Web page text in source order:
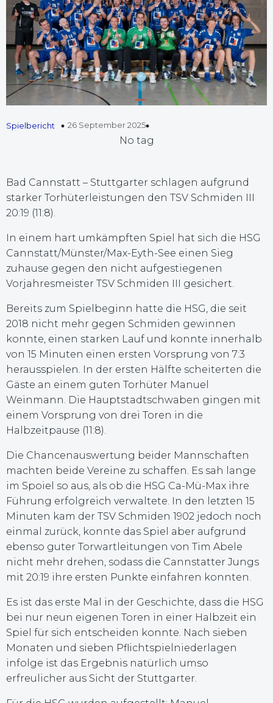
Spielbericht 26 September 2025
No tag
Bad Cannstatt – Stuttgarter schlagen aufgrund
starker Torhüterleistungen den TSV Schmiden III
20:19 (11:8).
In einem hart umkämpften Spiel hat sich die HSG
Cannstatt/Münster/Max-Eyth-See einen Sieg
zuhause gegen den nicht aufgestiegenen
Vorjahresmeister TSV Schmiden III gesichert.
Bereits zum Spielbeginn hatte die HSG, die seit
2018 nicht mehr gegen Schmiden gewinnen
konnte, einen starken Lauf und konnte innerhalb
von 15 Minuten einen ersten Vorsprung von 7:3
herausspielen. In der ersten Hälfte scheiterten die
Gäste an einem guten Torhüter Manuel
Weinmann. Die Hauptstadtschwaben gingen mit
einem Vorsprung von drei Toren in die
Halbzeitpause (11:8).
Die Chancenauswertung beider Mannschaften
machten beide Vereine zu schaffen. Es sah lange
im Spoiel so aus, als ob die HSG Ca-Mü-Max ihre
Führung erfolgreich verwaltete. In den letzten 15
Minuten kam der TSV Schmiden 1902 jedoch noch
einmal zurück, konnte das Spiel aber aufgrund
ebenso guter Torwartleitungen von Tim Abele
nicht mehr drehen, sodass die Cannstatter Jungs
mit 20:19 ihre ersten Punkte einfahren konnten.
Es ist das erste Mal in der Geschichte, dass die HSG
bei nur neun eigenen Toren in einer Halbzeit ein
Spiel für sich entscheiden konnte. Nach sieben
Monaten und sieben Pflichtspielniederlagen
infolge ist das Ergebnis natürlich umso
erfreulicher aus Sicht der Stuttgarter.